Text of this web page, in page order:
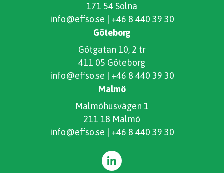
171 54 Solna
info@effso.se | +46 8 440 39 30
Göteborg
Götgatan 10, 2 tr
411 05 Göteborg
info@effso.se | +46 8 440 39 30
Malmö
Malmöhusvägen 1
211 18 Malmö
info@effso.se | +46 8 440 39 30